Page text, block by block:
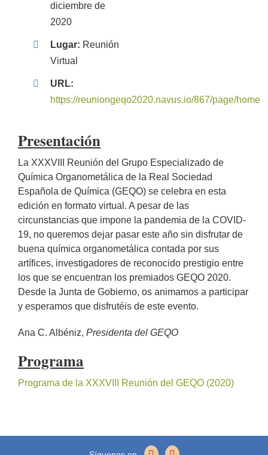
diciembre de
2020
Lugar: Reunión
Virtual
URL:
https://reuniongeqo2020.navus.io/867/page/home
Presentación
La XXXVIII Reunión del Grupo Especializado de
Química Organometálica de la Real Sociedad
Española de Química (GEQO) se celebra en esta
edición en formato virtual. A pesar de las
circunstancias que impone la pandemia de la COVID-
19, no queremos dejar pasar este año sin disfrutar de
buena química organometálica contada por sus
artífices, investigadores de reconocido prestigio entre
los que se encuentran los premiados GEQO 2020.
Desde la Junta de Gobierno, os animamos a participar
y esperamos que disfrutéis de este evento.
Ana C. Albéniz, Presidenta del GEQO
Programa
Programa de la XXXVIII Reunión del GEQO (2020)